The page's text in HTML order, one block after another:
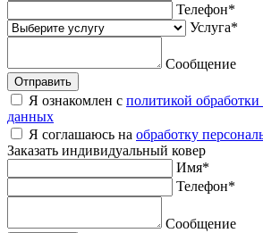
Телефон*
Услуга*
Сообщение
Отправить
Я ознакомлен с политикой
данных
Я соглашаюсь на обработку
Заказать индивидуальный ковер
Имя*
Телефон*
Сообщение